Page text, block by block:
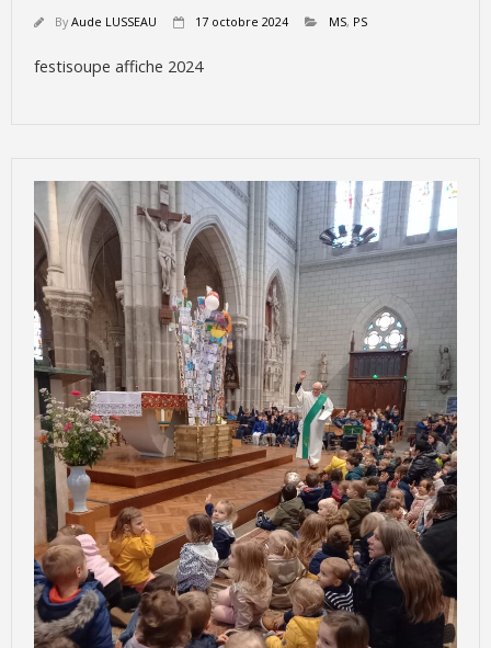
ByAude LUSSEAU 17 octobre 2024 MS, PS
festisoupe affiche 2024